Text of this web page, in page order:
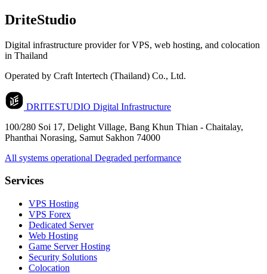
DriteStudio
Digital infrastructure provider for VPS, web hosting, and colocation
in Thailand
Operated by Craft Intertech (Thailand) Co., Ltd.
DRITESTUDIO Digital Infrastructure
100/280 Soi 17, Delight Village, Bang Khun Thian - Chaitalay,
Phanthai Norasing, Samut Sakhon 74000
All systems operational Degraded performance
Services
VPS Hosting
VPS Forex
Dedicated Server
Web Hosting
Game Server Hosting
Security Solutions
Colocation